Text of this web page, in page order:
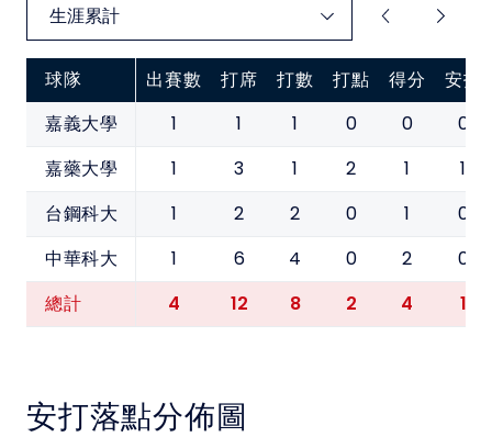
球隊 出賽數 打席 打數 打點 得分
安打
嘉義大學
1 1 1 0 0 0
嘉藥大學 1 3 1 2 1 1
台鋼科大 1 2 2 0 1 0
中華科大 1 6 4 0 2 0
總計 4 12 8 2 4 1
安打落點分佈圖